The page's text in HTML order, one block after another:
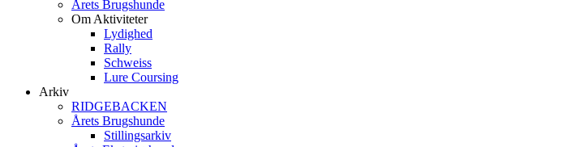
Årets Brugshunde
Om Aktiviteter
Lydighed
Rally
Schweiss
Lure Coursing
Arkiv
RIDGEBACKEN
Årets Brugshunde
Stillingsarkiv